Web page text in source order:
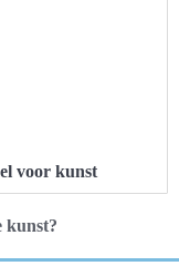
voor kunst
kunst?